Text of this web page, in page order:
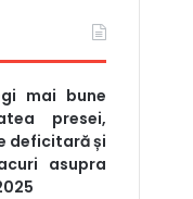
mai bune
presei,
deficitară și
asupra